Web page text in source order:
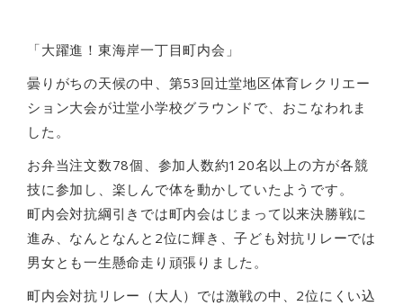
「大躍進！東海岸一丁目町内会」
曇りがちの天候の中、第53回辻堂地区体育レクリエー
ション大会が辻堂小学校グラウンドで、おこなわれま
した。
お弁当注文数78個、参加人数約120名以上の方が各競
技に参加し、楽しんで体を動かしていたようです。
町内会対抗綱引きでは町内会はじまって以来決勝戦に
進み、なんとなんと2位に輝き、子ども対抗リレーでは
男女とも一生懸命走り頑張りました。
町内会対抗リレー（大人）では激戦の中、2位にくい込